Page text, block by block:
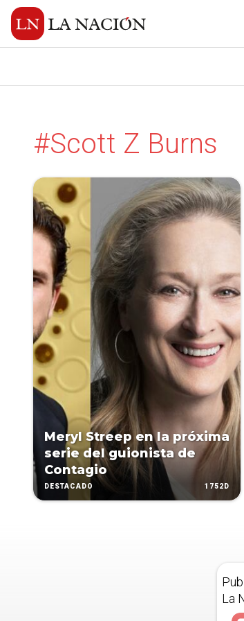
#Scott Z Burns
Meryl Streep en la próxima
serie del guionista de
Contagio
DESTACADO 1752D
La